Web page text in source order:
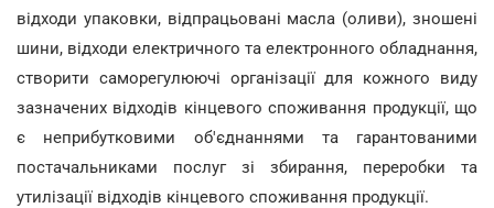
відходи упаковки, відпрацьовані масла (оливи), зношені
шини, відходи електричного та електронного обладнання,
створити саморегулюючі організації для кожного виду
зазначених відходів кінцевого споживання продукції, що
є неприбутковими об'єднаннями та гарантованими
постачальниками послуг зі збирання, переробки та
утилізації відходів кінцевого споживання продукції.